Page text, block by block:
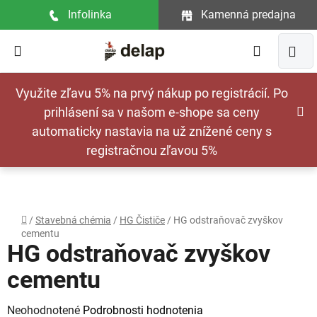
Využite zľavu 5% na prvý nákup po registrácií. Po
prihlásení sa v našom e-shope sa ceny
automaticky nastavia na už znížené ceny s
registračnou zľavou 5%
Infolinka Kamenná predajna
Hľadať
Domov
/ Stavebná chémia / HG Čističe / HG odstraňovač zvyškov
cementu
HG odstraňovač zvyškov
cementu
Priemerné
Neohodnotené Podrobnosti hodnotenia